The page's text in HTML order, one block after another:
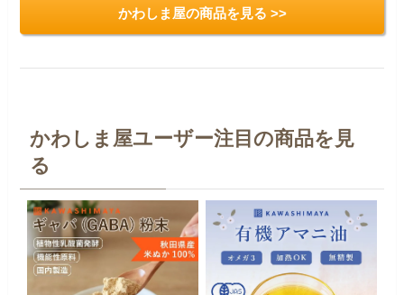
かわしま屋の商品を見る >>
かわしま屋ユーザー注目の商品を見
る